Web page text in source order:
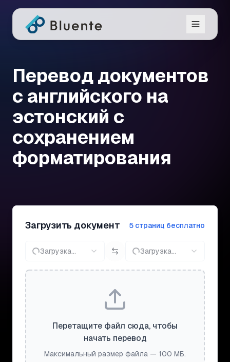
Перевод документов
с английского на
эстонский с
сохранением
форматирования
Загрузить документ 5 страниц бесплатно
Загрузка... Загрузка...
Перетащите файл сюда, чтобы
начать перевод
Максимальный размер файла — 100 МБ.